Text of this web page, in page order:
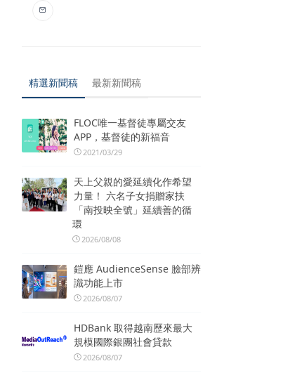
精選新聞稿 最新新聞稿
FLOC唯一基督徒專屬交友
APP，基督徒的新福音
2021/03/29
天上父親的愛延續化作希望
力量！ 六名子女捐贈家扶
「南投映全號」延續善的循
環
2026/08/08
鎧應 AudienceSense 臉部辨
識功能上市
2026/08/07
HDBank 取得越南歷來最大
規模國際銀團社會貸款
2026/08/07